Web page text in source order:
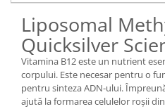
NOW Foods
Nutricost
Liposomal
Quicksilver
Vitamina B12 este un nutrient
corpului. Este necesar pentru o
pentru sinteza ADN-ului.
ajută la formarea celulelor roșii